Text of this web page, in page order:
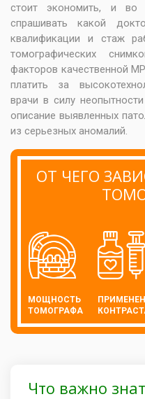
стоит экономить, и во
спрашивать какой
квалификации и стаж
томографических
факторов качественной
платить за
врачи в силу
описание выявленных
из серьезных аномалий.
ОТ ЧЕГО
МОЩНОСТЬ
ТОМОГРАФА
Что важно